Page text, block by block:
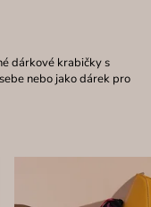
dárkové krabičky s
nebo jako dárek pro